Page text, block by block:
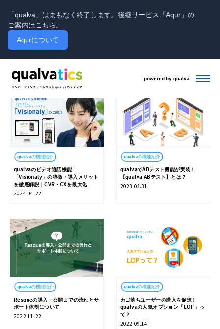
「qualva」はまもなく終了します。後継サービス「Aqur」の
ご案内はこちら。
Aqurについて
個人情報保護について
powered by qualva
QUALVAの機能紹介
qualvaの機能紹介
qualvaのビデオ通話機能
「Visionaly」の特徴・導入メリット
を徹底解説｜CVR・CXを最大化
2024.04.22
qualvaの機能紹介
qualvaでABテスト機能が実装！
【qualva ABテスト】とは？
2023.03.31
qualvaの機能紹介
Resqueの導入・公開までの流れとサ
ポート体制について
2022.11.22
qualvaの機能紹介
カゴ落ちユーザーの購入を促進！
qualvaの人気オプション「LOP」っ
て？
2022.09.14